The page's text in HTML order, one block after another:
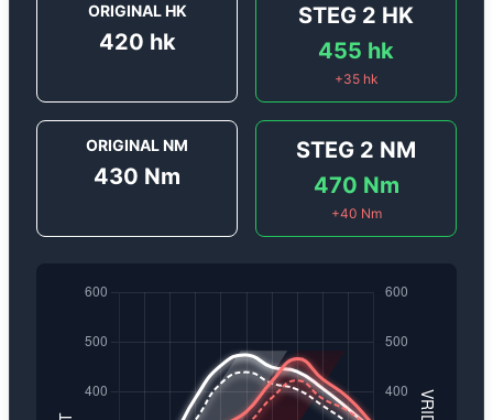
ORIGINAL HK
420 hk
STEG 2 HK
455 hk
+35hk
ORIGINAL NM
430 Nm
STEG 2 NM
470 Nm
+40 Nm